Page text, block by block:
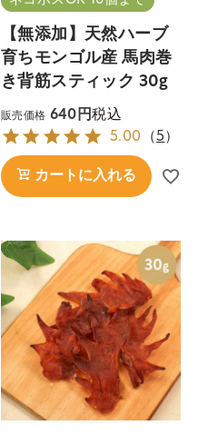
【無添加】天然ハーブ
育ちモンゴル産 馬肉巻
き背筋スティック 30g
販売価格 640 税込
5.00 （5 ）
カートに入れる